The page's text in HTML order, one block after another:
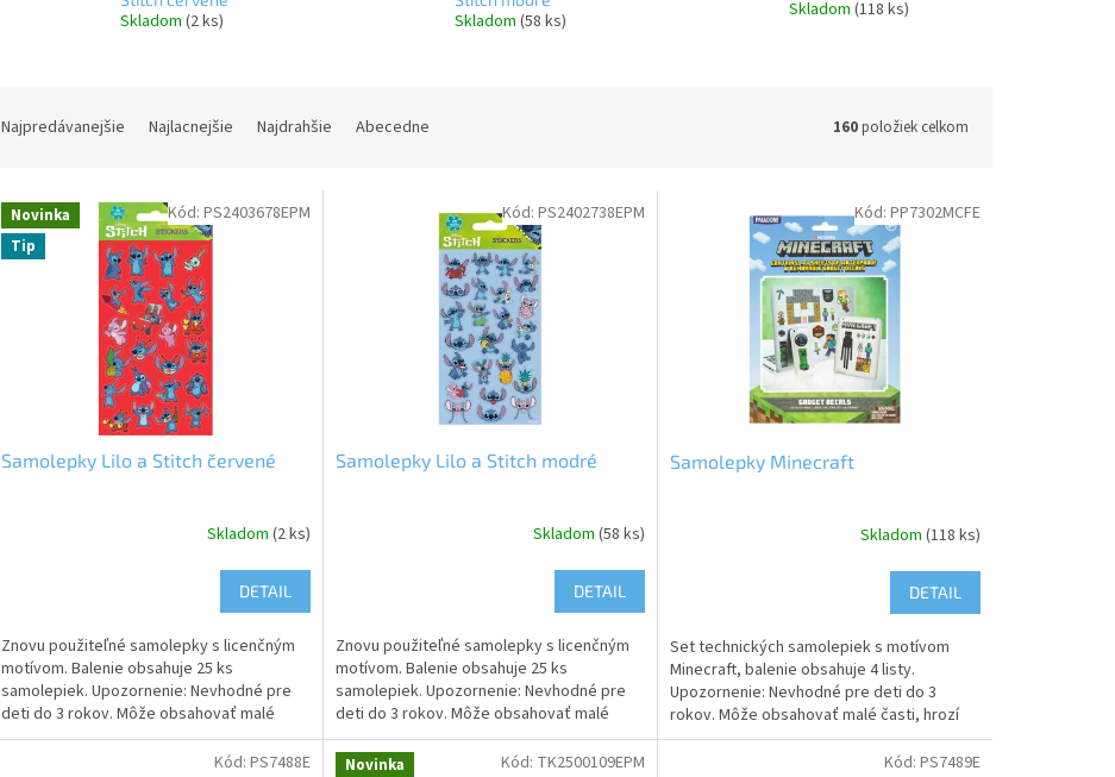
Skladom (2 ks) Skladom (58 ks) Skladom (118 ks)
n
Najpredávanejšie Najlacnejšie Najdrahšie Abecedne 160položiek celkom
V
p
Novinka
Tip
Samolepky Lilo a Stitch červené
Skladom (2 ks)
DETAIL
Znovu použiteľné samolepky s licenčným
motívom. Balenie obsahuje 25 ks
samolepiek. Upozornenie: Nevhodné pre
deti do 3 rokov. Môže obsahovať malé
časti, hrozí riziko udusenia
Kód: PS2403678EPM
Samolepky Lilo a Stitch modré
Skladom (58 ks)
DETAIL
Znovu použiteľné samolepky s licenčným
motívom. Balenie obsahuje 25 ks
samolepiek. Upozornenie: Nevhodné pre
deti do 3 rokov. Môže obsahovať malé
časti, hrozí riziko udusenia
Kód: PS2402738EPM
Samolepky Minecraft
Skladom (118 ks)
DETAIL
Set technických samolepiek s motívom
Minecraft, balenie obsahuje 4 listy.
Upozornenie: Nevhodné pre deti do 3
rokov. Môže obsahovať malé časti, hrozí
riziko udusenia
Kód: PP7302MCFE
Kód: PS7488E Novinka Kód: TK2500109EPM Kód: PS7489E